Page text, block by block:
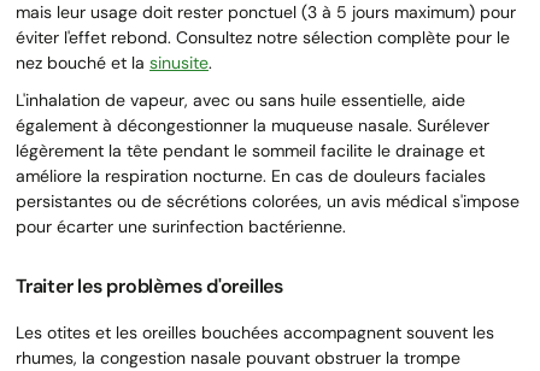
mais leur usage doit rester ponctuel (3 à 5 jours maximum) pour
éviter l'effet rebond. Consultez notre sélection complète pour le
nez bouché et la sinusite.
L'inhalation de vapeur, avec ou sans huile essentielle, aide
également à décongestionner la muqueuse nasale. Surélever
légèrement la tête pendant le sommeil facilite le drainage et
améliore la respiration nocturne. En cas de douleurs faciales
persistantes ou de sécrétions colorées, un avis médical s'impose
pour écarter une surinfection bactérienne.
Traiter les problèmes d'oreilles
Les otites et les oreilles bouchées accompagnent souvent les
rhumes, la congestion nasale pouvant obstruer la trompe